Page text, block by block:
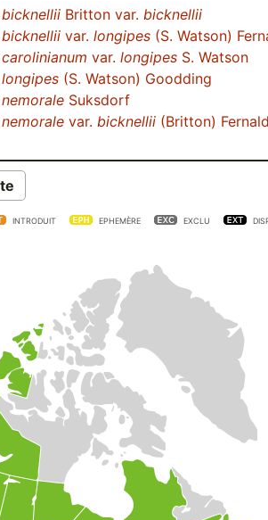
Britton var. bicknellii
var. longipes (S. Watson)
var. longipes S. Watson
(S. Watson) Goodding
Suksdorf
var. bicknellii (Britton)
INTRODUIT EPHEMÈRE EXCLU